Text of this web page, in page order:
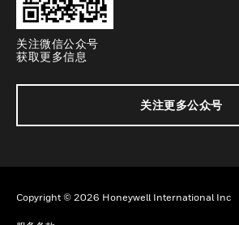
关注微信公众号
获取更多信息
关注更多公众号
Copyright © 2026 Honeywell International Inc